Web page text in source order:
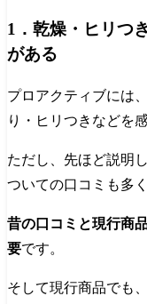
1．乾燥・ヒリつ
がある
プロアクティブには
り・ヒリつきなどを
ただし、先ほど説明
ついての口コミも多
昔の口コミと現行商
要です。
そして現行商品でも